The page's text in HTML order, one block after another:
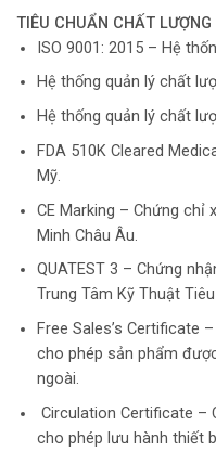
TIÊU CHUẨN CHẤT LƯỢNG
ISO 9001: 2015 – Hệ
Hệ thống quản lý chất
Hệ thống quản lý chất
FDA 510K Cleared
Mỹ.
CE Marking – Chứng chỉ
Minh Châu Âu.
QUATEST 3 – Chứng
Trung Tâm Kỹ Thuật
Free Sales’s Certificate
cho phép sản phẩm
ngoài.
Circulation Certificate –
cho phép lưu hành thiết